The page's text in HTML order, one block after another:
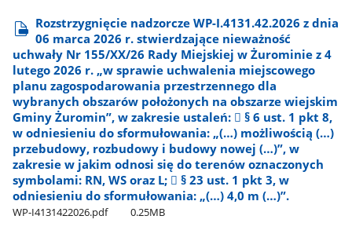
Rozstrzygnięcie nadzorcze WP-I.4131.42.2026 z dnia
06 marca 2026 r. stwierdzające nieważność
uchwały Nr 155/XX/26 Rady Miejskiej w Żurominie z 4
lutego 2026 r. „w sprawie uchwalenia miejscowego
planu zagospodarowania przestrzennego dla
wybranych obszarów położonych na obszarze wiejskim
Gminy Żuromin”, w zakresie ustaleń:  § 6 ust. 1 pkt 8,
w odniesieniu do sformułowania: „(…) możliwością (…)
przebudowy, rozbudowy i budowy nowej (…)”, w
zakresie w jakim odnosi się do terenów oznaczonych
symbolami: RN, WS oraz L;  § 23 ust. 1 pkt 3, w
odniesieniu do sformułowania: „(…) 4,0 m (…)”.
WP-I4131422026.pdf 0.25MB